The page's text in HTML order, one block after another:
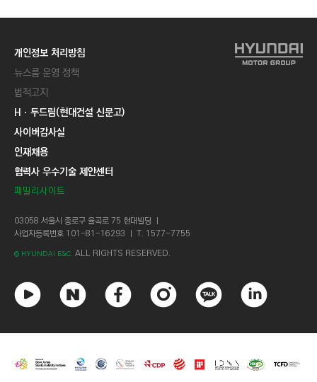
개인정보 처리방침
뉴스룸 운영 정책
법적고지
Hㆍ두드림(현대건설 신문고)
사이버감사실
인재채용
협력사 우수기술 제안센터
패밀리사이트
03058 서울시 종로구 율곡로 75 현대빌딩 ㅣ
사업자등록번호 101-81-16293 ㅣ T. 1577-7755
© HYUNDAI E&C. ALL RIGHTS RESERVED.
튜
브
이
이
스
북
스
타
그
카
오
톡
크
드
인